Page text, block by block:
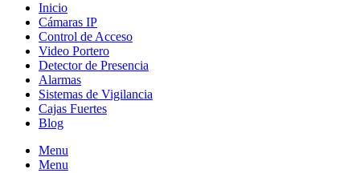
Inicio
Cámaras IP
Control de Acceso
Video Portero
Detector de Presencia
Alarmas
Sistemas de Vigilancia
Cajas Fuertes
Blog
Menu
Menu